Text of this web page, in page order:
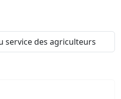
service des agriculteurs